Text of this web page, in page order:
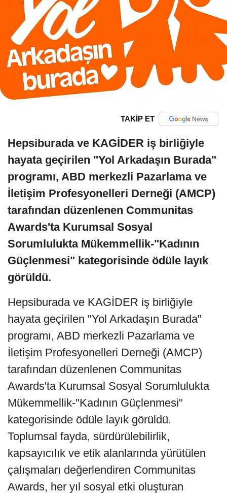
TAKİP ET
Hepsiburada ve KAGİDER iş birliğiyle
hayata geçirilen "Yol Arkadaşın Burada"
programı, ABD merkezli Pazarlama ve
İletişim Profesyonelleri Derneği (AMCP)
tarafından düzenlenen Communitas
Awards'ta Kurumsal Sosyal
Sorumlulukta Mükemmellik-"Kadının
Güçlenmesi" kategorisinde ödüle layık
görüldü.
Hepsiburada ve KAGİDER iş birliğiyle
hayata geçirilen "Yol Arkadaşın Burada"
programı, ABD merkezli Pazarlama ve
İletişim Profesyonelleri Derneği (AMCP)
tarafından düzenlenen Communitas
Awards'ta Kurumsal Sosyal Sorumlulukta
Mükemmellik-"Kadının Güçlenmesi"
kategorisinde ödüle layık görüldü.
Toplumsal fayda, sürdürülebilirlik,
kapsayıcılık ve etik alanlarında yürütülen
çalışmaları değerlendiren Communitas
Awards, her yıl sosyal etki oluşturan